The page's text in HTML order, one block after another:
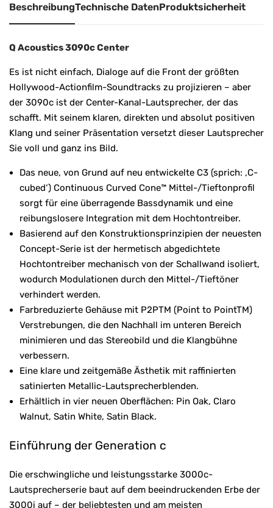
BeschreibungTechnische DatenProduktsicherheit
Q Acoustics 3090c Center
Es ist nicht einfach, Dialoge auf die Front der größten
Hollywood-Actionfilm-Soundtracks zu projizieren – aber
der 3090c ist der Center-Kanal-Lautsprecher, der das
schafft. Mit seinem klaren, direkten und absolut positiven
Klang und seiner Präsentation versetzt dieser Lautsprecher
Sie voll und ganz ins Bild.
Das neue, von Grund auf neu entwickelte C3 (sprich: ‚C-
cubed‘) Continuous Curved Cone™ Mittel-/Tieftonprofil
sorgt für eine überragende Bassdynamik und eine
reibungslosere Integration mit dem Hochtontreiber.
Basierend auf den Konstruktionsprinzipien der neuesten
Concept-Serie ist der hermetisch abgedichtete
Hochtontreiber mechanisch von der Schallwand isoliert,
wodurch Modulationen durch den Mittel-/Tieftöner
verhindert werden.
Farbreduzierte Gehäuse mit P2PTM (Point to PointTM)
Verstrebungen, die den Nachhall im unteren Bereich
minimieren und das Stereobild und die Klangbühne
verbessern.
Eine klare und zeitgemäße Ästhetik mit raffinierten
satinierten Metallic-Lautsprecherblenden.
Erhältlich in vier neuen Oberflächen: Pin Oak, Claro
Walnut, Satin White, Satin Black.
Einführung der Generation c
Die erschwingliche und leistungsstarke 3000c-
Lautsprecherserie baut auf dem beeindruckenden Erbe der
3000i auf – der beliebtesten und am meisten